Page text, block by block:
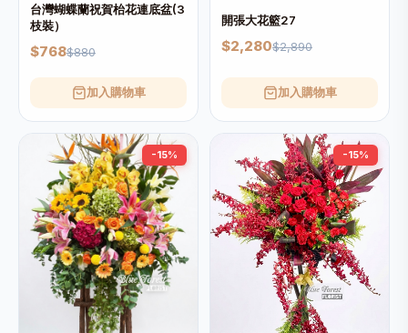
台灣蝴蝶蘭祝賀枱花連底盆(3
枝裝）
$768$880
加入購物車
開張大花籃27
$2,280$2,890
加入購物車
-15% -15%